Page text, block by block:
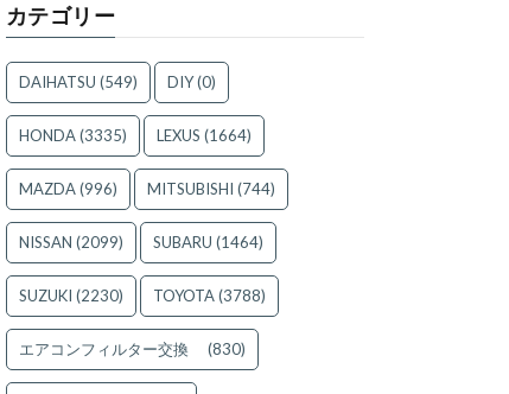
カテゴリー
DAIHATSU (549) DIY(0)
HONDA(3335) LEXUS (1664)
MAZDA(996) MITSUBISHI (744)
NISSAN (2099) SUBARU (1464)
SUZUKI (2230) TOYOTA(3788)
エアコンフィルター交換 (830)